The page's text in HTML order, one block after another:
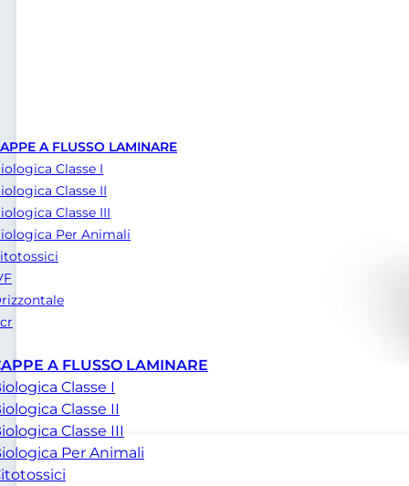
A FLUSSO LAMINARE
Classe I
Classe II
Classe III
Per Animali
A FLUSSO LAMINARE
Classe I
Classe II
Classe III
Per Animali